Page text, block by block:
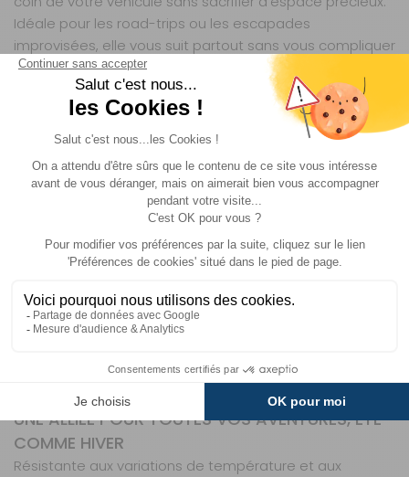
Idéale pour les road-trips ou les escapades
improvisées, elle vous suit partout sans vous compliquer
la vie. Son système de pliage robuste et intuitif garantit
une manipulation rapide, même avec des mains
occupées par d’autres équipements.
UNE COMPATIBILITÉ PARFAITE AVEC L’UNIVERS
DOMETIC
Pensée pour s’intégrer naturellement à votre
équipement Dometic, cette table se marie idéalement
ensemble cohérent et fonctionnel. Que vous l’utilisiez en
surface d’appoint pour vos pauses café, elle renforce
votre confort sans déséquilibrer votre installation. Son
accessoire intemporel, qui s’adapte aussi bien aux
séjours en bord de mer qu’aux haltes en montagne.
UNE ALLIÉE POUR TOUTES VOS AVENTURES, ÉTÉ
COMME HIVER
Résistante aux variations de température et aux